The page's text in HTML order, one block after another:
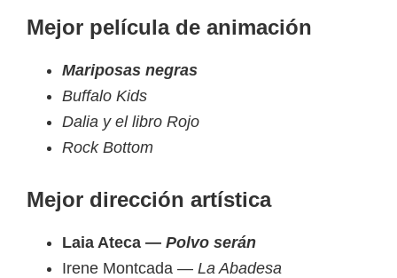
Mejor película de animación
Mariposas negras
Buffalo Kids
Dalia y el libro Rojo
Rock Bottom
Mejor dirección artística
Laia Ateca — Polvo serán
Irene Montcada — La Abadesa